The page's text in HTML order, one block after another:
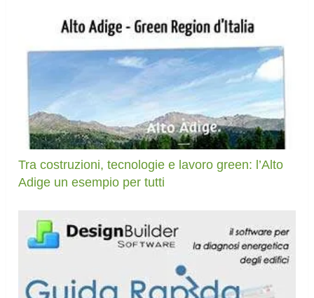
Tra costruzioni, tecnologie e lavoro green: l’Alto
Adige un esempio per tutti